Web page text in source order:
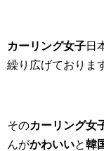
カーリング女子日
繰り広げておりま
そのカーリング女
んがかわいいと韓